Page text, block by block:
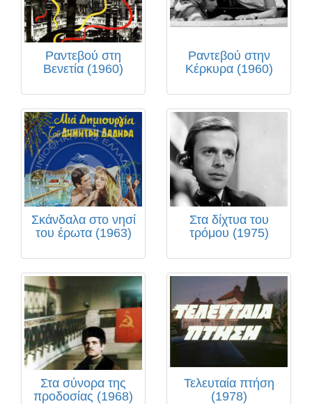
Ραντεβού στη
Βενετία (1960)
Ραντεβού στην
Κέρκυρα (1960)
Σκάνδαλα στο νησί
του έρωτα (1963)
Στα δίχτυα του
τρόμου (1975)
Στα σύνορα της
προδοσίας (1968)
Τελευταία πτήση
(1978)